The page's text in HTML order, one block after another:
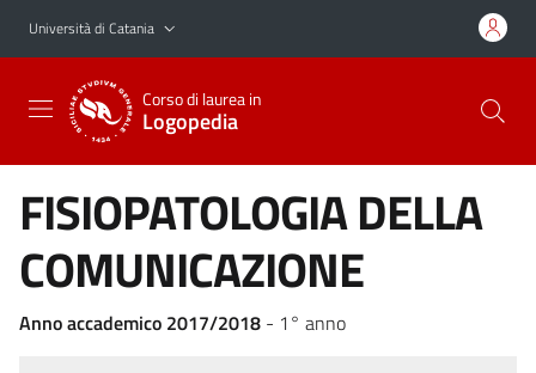
Vai al contenuto principale
Vai al menu di navigazione
Università di Catania
Corso di laurea in
Logopedia
FISIOPATOLOGIA DELLA
COMUNICAZIONE
Anno accademico 2017/2018 - 1° anno